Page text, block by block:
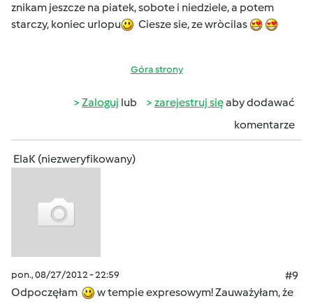
znikam jeszcze na piatek, sobote i niedziele, a potem
starczy, koniec urlopu
Ciesze sie, ze wròcilas
Góra strony
Zaloguj lub zarejestruj sięaby dodawać
komentarze
ElaK (niezweryfikowany)
pon., 08/27/2012 - 22:59
#9
Odpoczęłam
w tempie expresowym! Zauważyłam, że